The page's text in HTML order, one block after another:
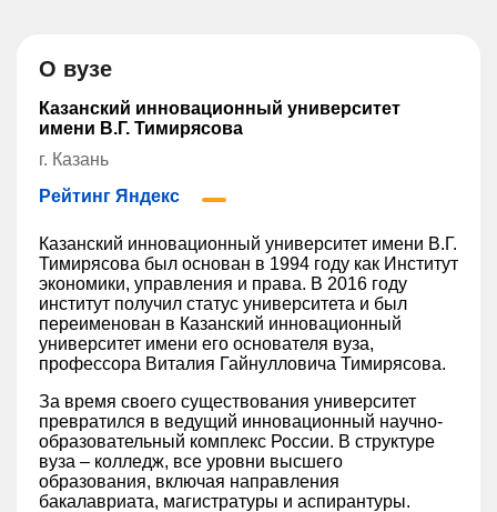
О вузе
Казанский инновационный университет
имени В.Г. Тимирясова
г. Казань
Рейтинг Яндекс
Казанский инновационный университет имени В.Г.
Тимирясова был основан в 1994 году как Институт
экономики, управления и права. В 2016 году
институт получил статус университета и был
переименован в Казанский инновационный
университет имени его основателя вуза,
профессора Виталия Гайнулловича Тимирясова.
За время своего существования университет
превратился в ведущий инновационный научно-
образовательный комплекс России. В структуре
вуза – колледж, все уровни высшего
образования, включая направления
бакалавриата, магистратуры и аспирантуры.